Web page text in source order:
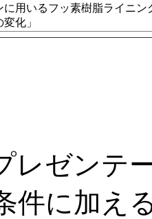
に用いるフッ素樹脂ライニ
化」
レゼンテ
件に加え